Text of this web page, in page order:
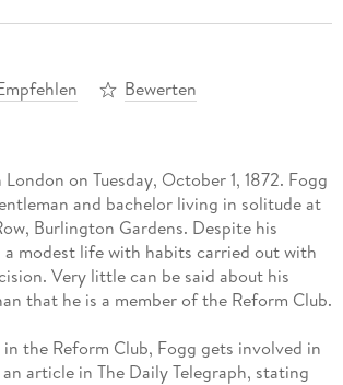
Bewerten
on Tuesday, October 1, 1872. Fogg
and bachelor living in solitude at
Burlington Gardens. Despite his
a modest life with habits carried out with
Very little can be said about his
that he is a member of the Reform Club.
the Reform Club, Fogg gets involved in
article in The Daily Telegraph, stating